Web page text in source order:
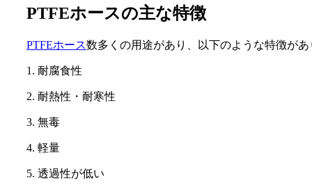
PTFEホースの主な特徴
PTFEホース数多くの用途があり、以下のような特徴があ
1. 耐腐食性
2. 耐熱性・耐寒性
3. 無毒
4. 軽量
5. 透過性が低い